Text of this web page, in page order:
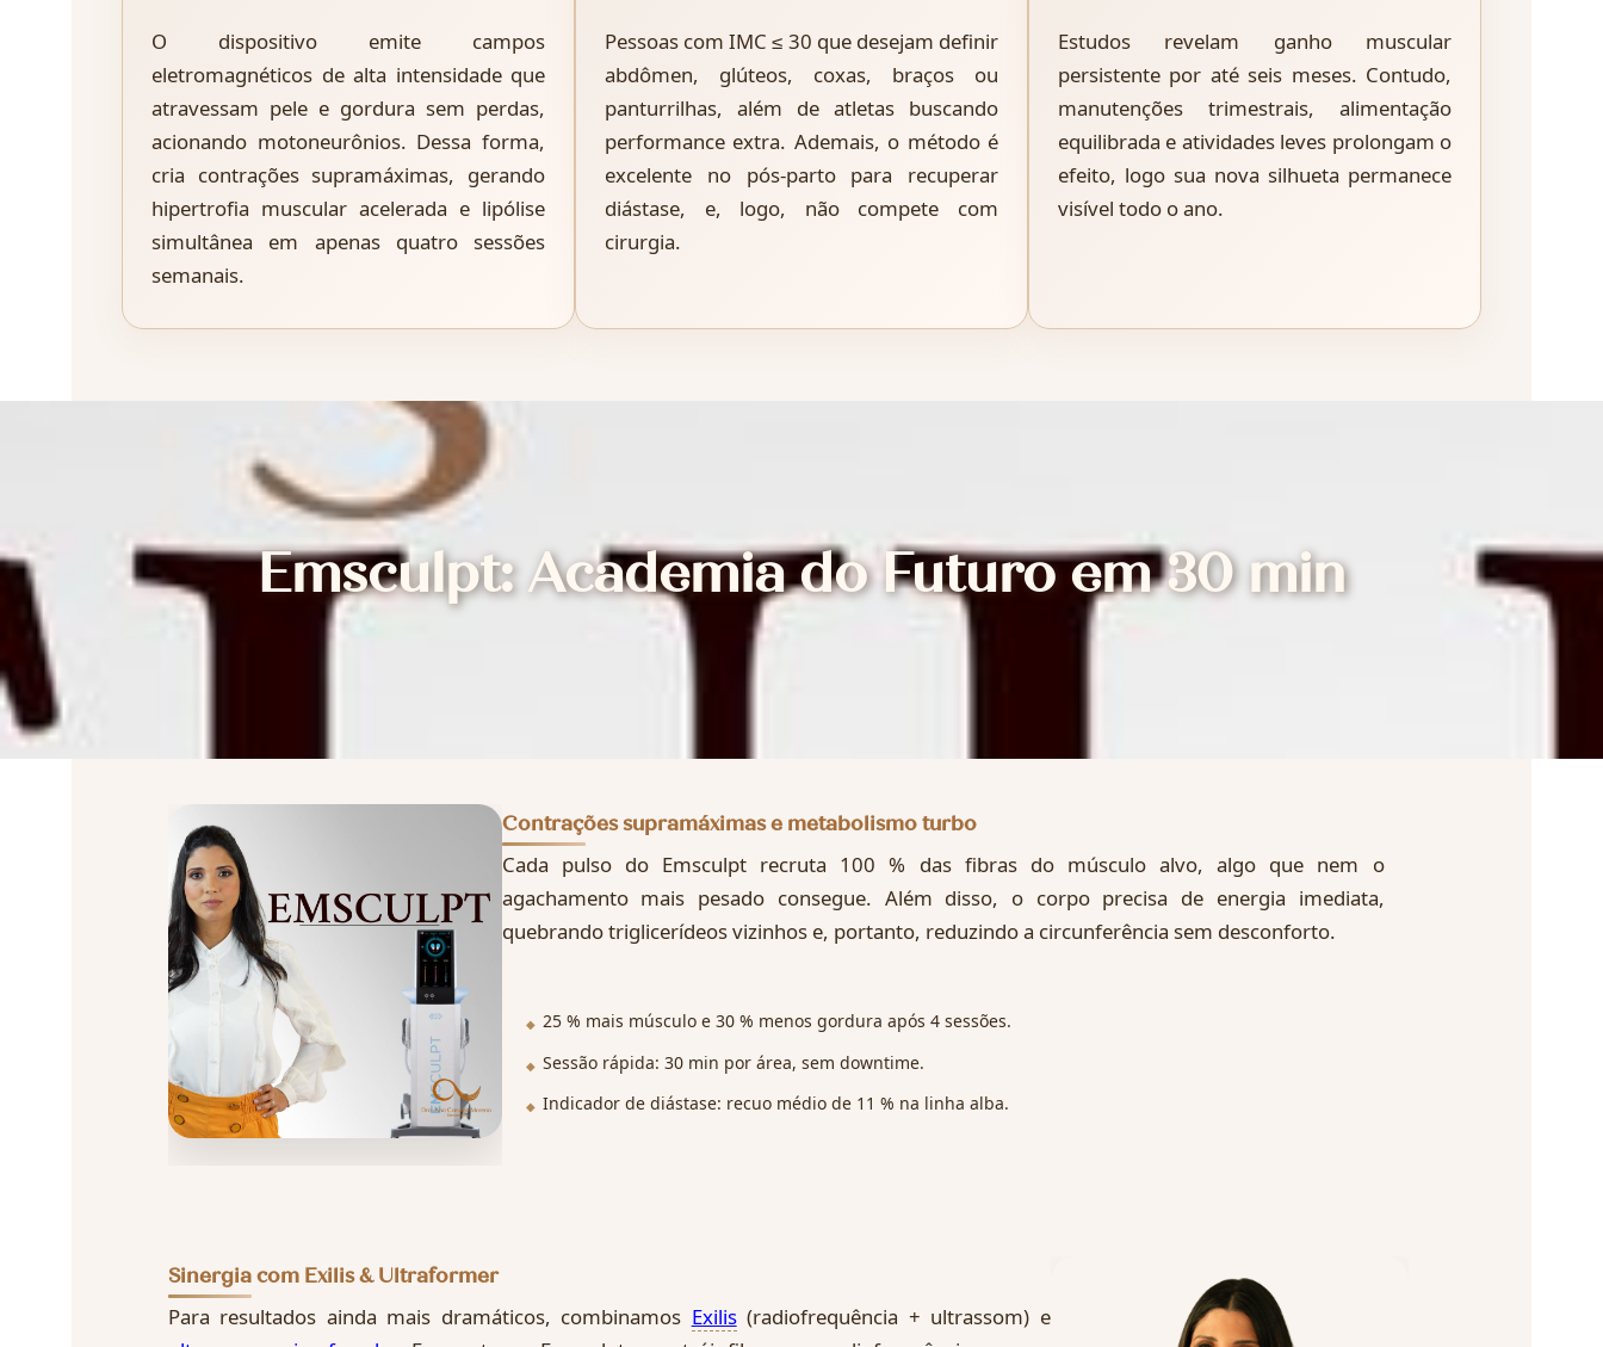
O dispositivo emite campos
eletromagnéticos de alta intensidade que
atravessam pele e gordura sem perdas,
acionando motoneurônios. Dessa forma,
cria contrações supramáximas, gerando
hipertrofia muscular acelerada e lipólise
simultânea em apenas quatro sessões
semanais.
Pessoas com IMC ≤ 30 que desejam definir
abdômen, glúteos, coxas, braços ou
panturrilhas, além de atletas buscando
performance extra. Ademais, o método é
excelente no pós-parto para recuperar
diástase, e, logo, não compete com
cirurgia.
Estudos revelam ganho muscular
persistente por até seis meses. Contudo,
manutenções trimestrais, alimentação
equilibrada e atividades leves prolongam o
efeito, logo sua nova silhueta permanece
visível todo o ano.
Emsculpt: Academia do Futuro em 30 min
Contrações supramáximas e metabolismo turbo
Cada pulso do Emsculpt recruta 100 % das fibras do músculo alvo, algo que nem o
agachamento mais pesado consegue. Além disso, o corpo precisa de energia imediata,
quebrando triglicerídeos vizinhos e, portanto, reduzindo a circunferência sem desconforto.
25 % mais músculo e 30 % menos gordura após 4 sessões.
Sessão rápida: 30 min por área, sem downtime.
Indicador de diástase: recuo médio de 11 % na linha alba.
Sinergia com Exilis & Ultraformer
Para resultados ainda mais dramáticos, combinamos Exilis(radiofrequência + ultrassom) e